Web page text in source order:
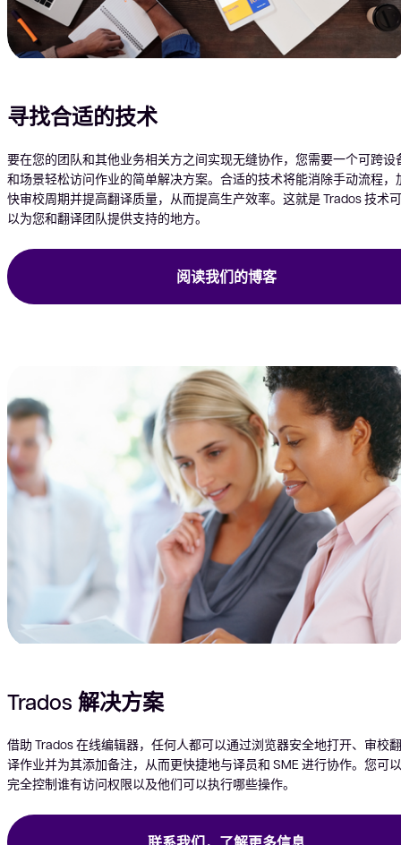
寻找合适的技术
要在您的团队和其他业务相关方之间实现无缝协作，您需要一个可跨设
和场景轻松访问作业的简单解决方案。合适的技术将能消除手动流程，
快审校周期并提高翻译质量，从而提高生产效率。这就是 Trados 技术可
以为您和翻译团队提供支持的地方。
阅读我们的博客
Trados 解决方案
借助 Trados 在线编辑器，任何人都可以通过浏览器安全地打开、审校翻
译作业并为其添加备注，从而更快捷地与译员和 SME 进行协作。您可以
完全控制谁有访问权限以及他们可以执行哪些操作。